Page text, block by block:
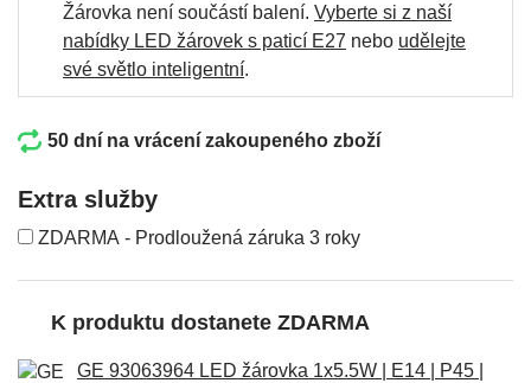
Žárovka není součástí balení. Vyberte si z naší
nabídky LED žárovek s paticí E27 nebo udělejte
své světlo inteligentní.
50 dní na vrácení zakoupeného zboží
Extra služby
ZDARMA - Prodloužená záruka 3 roky
K produktu dostanete ZDARMA
GE 93063964 LED žárovka 1x5.5W | E14 | P45 |